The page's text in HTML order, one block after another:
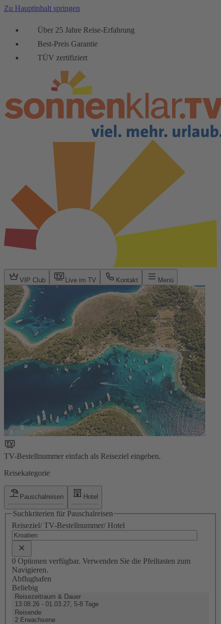
Zu Hauptinhalt springen
Über 25 Jahre Reise-Erfahrung
Best-Preis Garantie
TÜV zertifiziert
VIP Club Live im TV Kontakt Menü
TV-Bestellnummer einfach als Reiseziel eingeben.
Reisekategorie
Pauschalreisen Hotel
Suchkriterien für Pauschalreisen
Reiseziel/ TV-Bestellnummer/ Hotel
0 Optionen verfügbar. Verwenden Sie die Pfeiltasten zum
Navigieren.
Abflughafen
Beliebig
Reisezeitraum & Dauer
13.08.26 - 01.03.27, 5-8 Tage
Reisende
2 Erwachsene